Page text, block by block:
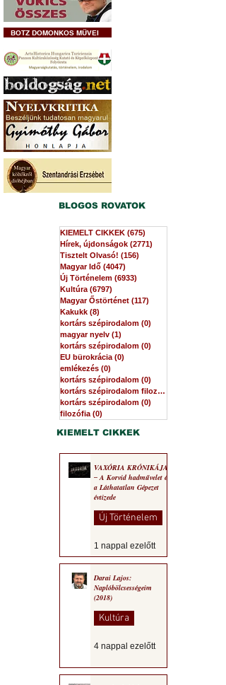
BOTZ DOMONKOS MŰVEI
BLOGOS ROVATOK
KIEMELT CIKKEK (675)
Hírek, újdonságok (2771)
Tisztelt Olvasó! (156)
Magyar Idő (4047)
Új Történelem (6933)
Kultúra (6797)
Magyar Őstörténet (117)
Kakukk (8)
kortárs szépirodalom (0)
magyar nyelv (1)
kortárs szépirodalom (0)
EU bürokrácia (0)
emlékezés (0)
kortárs szépirodalom (0)
kortárs szépirodalom filozófia
kortárs szépirodalom (0)
filozófia (0)
KIEMELT CIKKEK
VAXÓRIA KRÓNIKÁJA
‒ A Korvid hadművelet és
a Láthatatlan Gépezet
évtizede
Új Történelem
1 nappal ezelőtt
Darai Lajos:
Naplóbölcsességeim
(2018)
Kultúra
4 nappal ezelőtt